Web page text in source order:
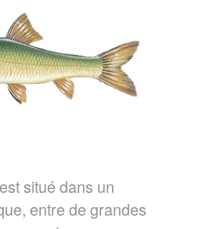
situé dans un
entre de grandes